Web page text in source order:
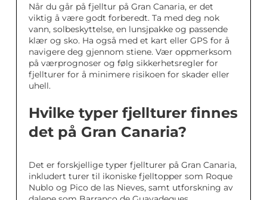
Når du går på fjelltur på Gran Canaria, er det
viktig å være godt forberedt. Ta med deg nok
vann, solbeskyttelse, en lunsjpakke og passende
klær og sko. Ha også med et kart eller GPS for å
navigere deg gjennom stiene. Vær oppmerksom
på værprognoser og følg sikkerhetsregler for
fjellturer for å minimere risikoen for skader eller
uhell.
Hvilke typer fjellturer finnes
det på Gran Canaria?
Det er forskjellige typer fjellturer på Gran Canaria,
inkludert turer til ikoniske fjelltopper som Roque
Nublo og Pico de las Nieves, samt utforskning av